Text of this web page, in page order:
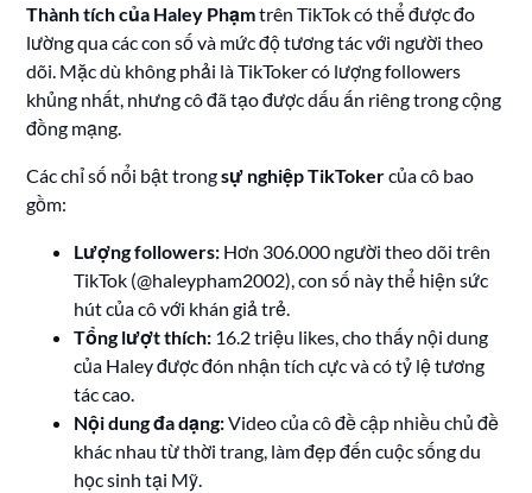
Thành tích của Haley Phạmtrên TikTok có thể được đo
lường qua các con số và mức độ tương tác với người theo
dõi. Mặc dù không phải là TikToker có lượng followers
khủng nhất, nhưng cô đã tạo được dấu ấn riêng trong cộng
đồng mạng.
Các chỉ số nổi bật trongsự nghiệp TikTokercủa cô bao
gồm:
Lượng followers: Hơn 306.000 người theo dõi trên
TikTok (@haleypham2002), con số này thể hiện sức
hút của cô với khán giả trẻ.
Tổng lượt thích: 16.2 triệu likes, cho thấy nội dung
của Haley được đón nhận tích cực và có tỷ lệ tương
tác cao.
Nội dung đa dạng:Video của cô đề cập nhiều chủ đề
khác nhau từ thời trang, làm đẹp đến cuộc sống du
học sinh tại Mỹ.